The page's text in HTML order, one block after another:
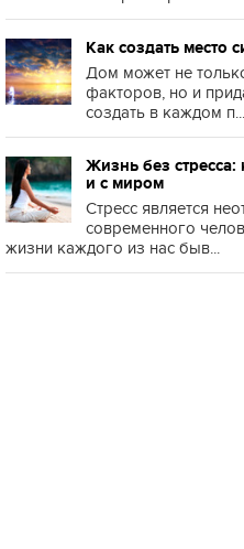
Как создать место
Дом может не
факторов, но и
создать в каждом п...
Жизнь без стресса:
и с миром
Стресс является
современного
жизни каждого из нас быв...